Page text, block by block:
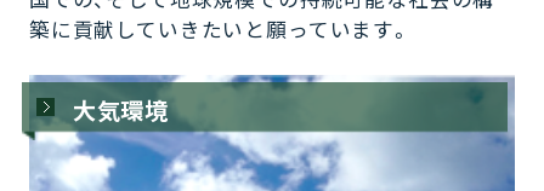
築に貢献していきたいと願っています。
大気環境